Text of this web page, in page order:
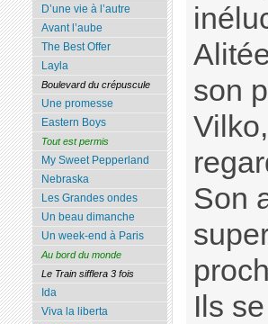
son
Son
Ils
D’une vie à l’autre
Avant l’aube
The Best Offer
Layla
Boulevard du crépuscule
Une promesse
Eastern Boys
Tout est permis
My Sweet Pepperland
Nebraska
Les Grandes ondes
Un beau dimanche
Un week-end à Paris
Au bord du monde
Le Train sifflera 3 fois
Ida
Viva la liberta